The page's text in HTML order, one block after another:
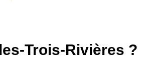
Trois-Rivières ?